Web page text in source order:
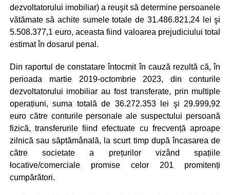
dezvoltatorului imobiliar) a reuşit să determine persoanele
vătămate să achite sumele totale de 31.486.821,24 lei şi
5.508.377,1 euro, aceasta fiind valoarea prejudiciului total
estimat în dosarul penal.
Din raportul de constatare întocmit în cauză rezultă că, în
perioada martie 2019-octombrie 2023, din conturile
dezvoltatorului imobiliar au fost transferate, prin multiple
operațiuni, suma totală de 36.272.353 lei şi 29.999,92
euro către conturile personale ale suspectului persoană
fizică, transferurile fiind efectuate cu frecvență aproape
zilnică sau săptămânală, la scurt timp după încasarea de
către societate a prețurilor vizând spațiile
łocative/comerciale promise celor 201 promitenți
cumpărători.